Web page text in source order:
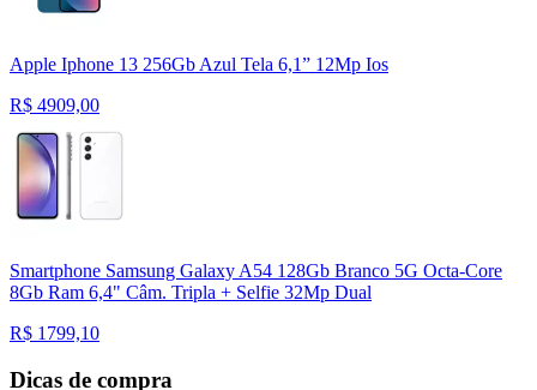
Apple Iphone 13 256Gb Azul Tela 6,1” 12Mp Ios
R$ 4909,00
Smartphone Samsung Galaxy A54 128Gb Branco 5G Octa-Core
8Gb Ram 6,4" Câm. Tripla + Selfie 32Mp Dual
R$ 1799,10
Dicas de compra